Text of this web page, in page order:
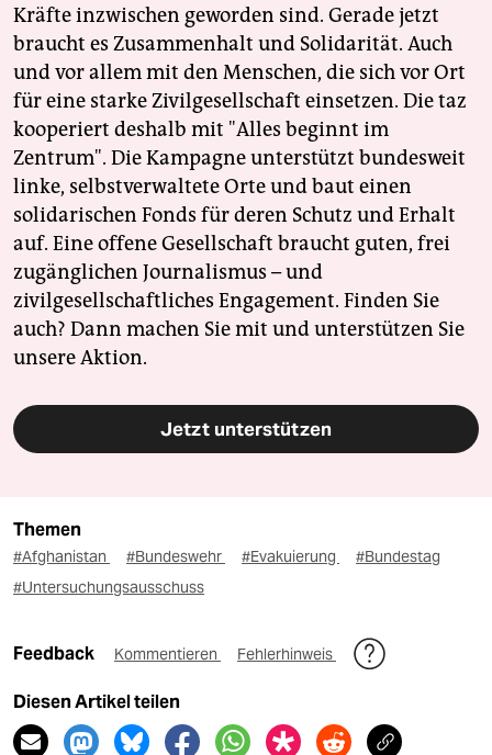
Kräfte inzwischen geworden sind. Gerade jetzt
braucht es Zusammenhalt und Solidarität. Auch
und vor allem mit den Menschen, die sich vor Ort
für eine starke Zivilgesellschaft einsetzen. Die taz
kooperiert deshalb mit "Alles beginnt im
Zentrum". Die Kampagne unterstützt bundesweit
linke, selbstverwaltete Orte und baut einen
solidarischen Fonds für deren Schutz und Erhalt
auf. Eine offene Gesellschaft braucht guten, frei
zugänglichen Journalismus – und
zivilgesellschaftliches Engagement. Finden Sie
auch? Dann machen Sie mit und unterstützen Sie
unsere Aktion.
Jetzt unterstützen
Themen
#Afghanistan #Bundeswehr #Evakuierung
#Bundestag
#Untersuchungsausschuss
Feedback Kommentieren Fehlerhinweis
Diesen Artikel teilen